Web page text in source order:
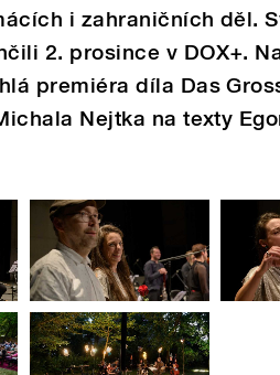
i zahraničních děl.
2. prosince v DOX+.
premiéra díla Das
Nejtka na texty